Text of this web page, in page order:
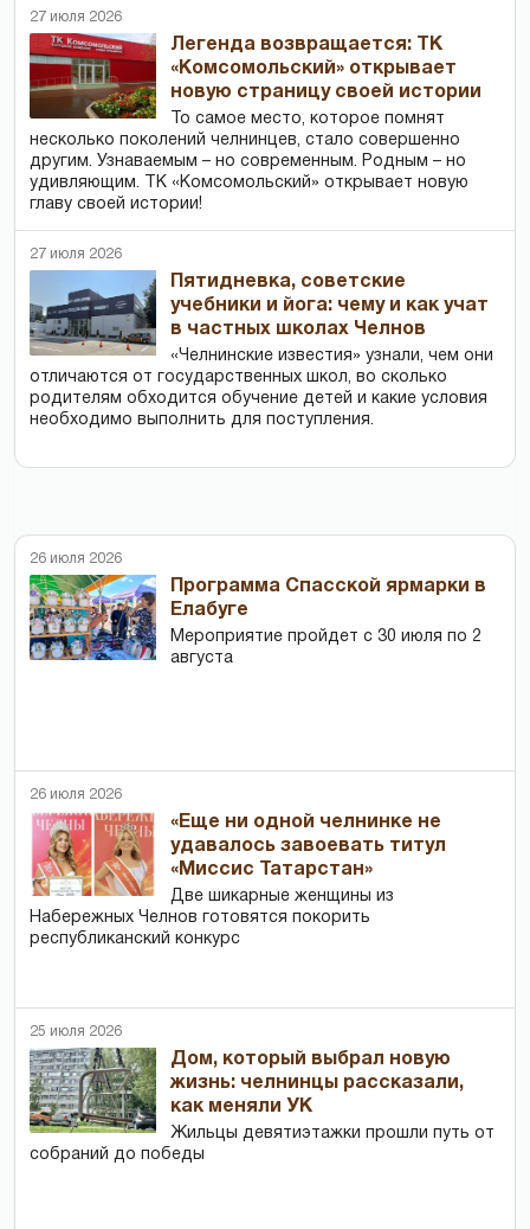
27 июля 2026
Легенда возвращается: ТК
«Комсомольский» открывает
новую страницу своей истории
То самое место, которое помнят
несколько поколений челнинцев, стало совершенно
другим. Узнаваемым – но современным. Родным – но
удивляющим. ТК «Комсомольский» открывает новую
главу своей истории!
27 июля 2026
Пятидневка, советские
учебники и йога: чему и как учат
в частных школах Челнов
«Челнинские известия» узнали, чем они
отличаются от государственных школ, во сколько
родителям обходится обучение детей и какие условия
необходимо выполнить для поступления.
26 июля 2026
Программа Спасской ярмарки в
Елабуге
Мероприятие пройдет с 30 июля по 2
августа
26 июля 2026
«Еще ни одной челнинке не
удавалось завоевать титул
«Миссис Татарстан»
Две шикарные женщины из
Набережных Челнов готовятся покорить
республиканский конкурс
25 июля 2026
Дом, который выбрал новую
жизнь: челнинцы рассказали,
как меняли УК
Жильцы девятиэтажки прошли путь от
собраний до победы